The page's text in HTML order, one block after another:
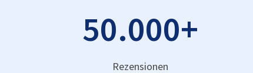
50.000+
Rezensionen